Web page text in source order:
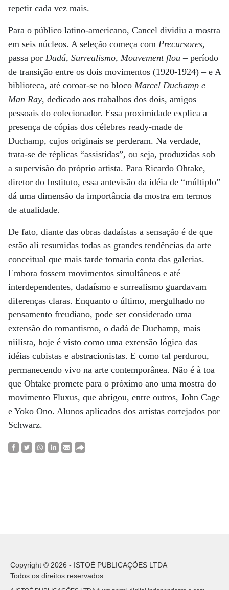
repetir cada vez mais.
Para o público latino-americano, Cancel dividiu a mostra
em seis núcleos. A seleção começa com Precursores,
passa por Dadá, Surrealismo, Mouvement flou – período
de transição entre os dois movimentos (1920-1924) – e A
biblioteca, até coroar-se no bloco Marcel Duchamp e
Man Ray, dedicado aos trabalhos dos dois, amigos
pessoais do colecionador. Essa proximidade explica a
presença de cópias dos célebres ready-made de
Duchamp, cujos originais se perderam. Na verdade,
trata-se de réplicas “assistidas”, ou seja, produzidas sob
a supervisão do próprio artista. Para Ricardo Ohtake,
diretor do Instituto, essa antevisão da idéia de “múltiplo”
dá uma dimensão da importância da mostra em termos
de atualidade.
De fato, diante das obras dadaístas a sensação é de que
estão ali resumidas todas as grandes tendências da arte
conceitual que mais tarde tomaria conta das galerias.
Embora fossem movimentos simultâneos e até
interdependentes, dadaísmo e surrealismo guardavam
diferenças claras. Enquanto o último, mergulhado no
pensamento freudiano, pode ser considerado uma
extensão do romantismo, o dadá de Duchamp, mais
niilista, hoje é visto como uma extensão lógica das
idéias cubistas e abstracionistas. E como tal perdurou,
permanecendo vivo na arte contemporânea. Não é à toa
que Ohtake promete para o próximo ano uma mostra do
movimento Fluxus, que abrigou, entre outros, John Cage
e Yoko Ono. Alunos aplicados dos artistas cortejados por
Schwarz.
Copyright © 2026 - ISTOÉ PUBLICAÇÕES LTDA
Todos os direitos reservados.